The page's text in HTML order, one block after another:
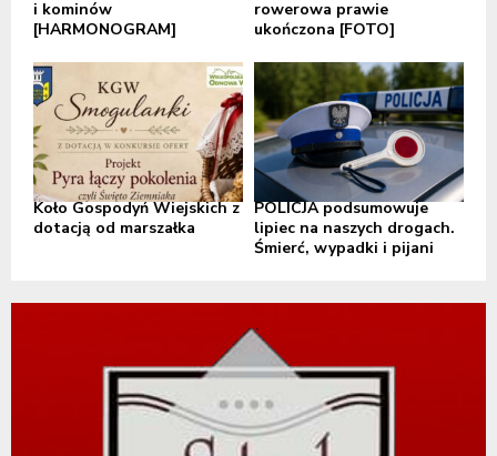
i kominów
[HARMONOGRAM]
rowerowa prawie
ukończona [FOTO]
Koło Gospodyń Wiejskich z
dotacją od marszałka
POLICJA podsumowuje
lipiec na naszych drogach.
Śmierć, wypadki i pijani